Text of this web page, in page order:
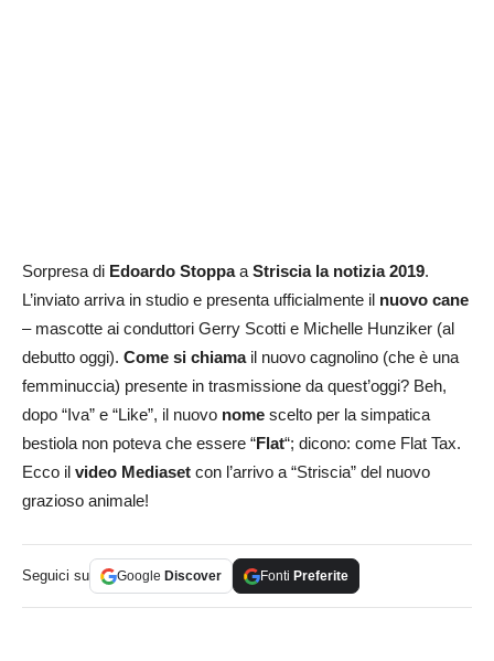
Sorpresa di Edoardo StoppaaStriscia la notizia 2019.
L’inviato arriva in studio e presenta ufficialmente il nuovo cane
– mascotte ai conduttori Gerry Scotti e Michelle Hunziker (al
debutto oggi). Come si chiamail nuovo cagnolino (che è una
femminuccia) presente in trasmissione da quest’oggi? Beh,
dopo “Iva” e “Like”, il nuovo nome scelto per la simpatica
bestiola non poteva che essere “Flat“; dicono: come Flat Tax.
Ecco il video Mediaset con l’arrivo a “Striscia” del nuovo
grazioso animale!
Seguici su Google Discover Fonti Preferite